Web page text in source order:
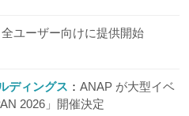
ユーザー向けに提供開始
ディングス
ANAP が大型イベ
2026」開催決定